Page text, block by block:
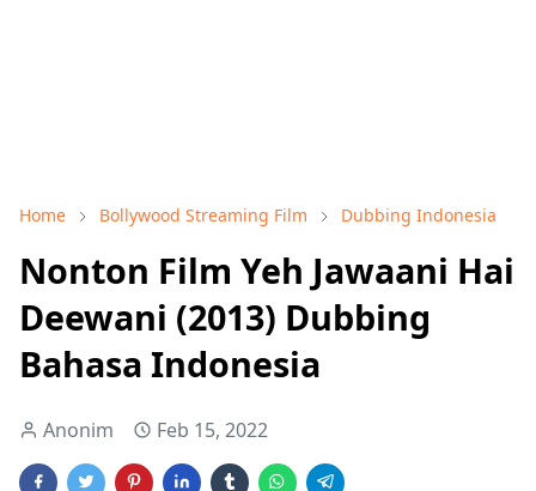
Home Bollywood Streaming Film Dubbing Indonesia
Nonton Film Yeh Jawaani Hai
Deewani (2013) Dubbing
Bahasa Indonesia
Anonim Feb 15, 2022